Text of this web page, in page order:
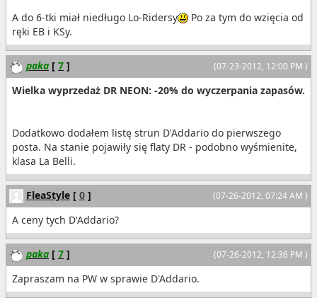
A do 6-tki miał niedługo Lo-Ridersy
Po za tym do wzięcia od
ręki EB i KSy.
(07-23-2012, 12:00 PM )
paka [ 7 ]
Wielka wyprzedaż DR NEON: -20% do wyczerpania zapasów.
Dodatkowo dodałem listę strun D'Addario do pierwszego
posta. Na stanie pojawiły się flaty DR - podobno wyśmienite,
klasa La Belli.
(07-26-2012, 07:24 AM )
FleaStyle [ 0 ]
A ceny tych D'Addario?
(07-26-2012, 12:36 PM )
paka [ 7 ]
Zapraszam na PW w sprawie D'Addario.